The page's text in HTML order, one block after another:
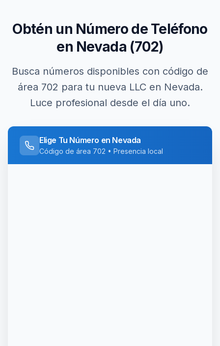
Obtén un Número de Teléfono
en Nevada (702)
Busca números disponibles con código de
área 702 para tu nueva LLC en Nevada.
Luce profesional desde el día uno.
Elige Tu Número en Nevada
Código de área 702 • Presencia local